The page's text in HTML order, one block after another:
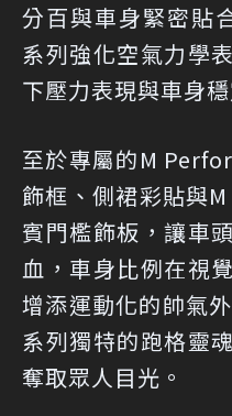
分百與車身緊密貼
系列強化空氣力學
下壓力表現與車身穩
至於專屬的M
飾框、側裙彩貼與
賓門檻飾板，讓車
血，車身比例在視
增添運動化的帥氣
系列獨特的跑格靈
奪取眾人目光。